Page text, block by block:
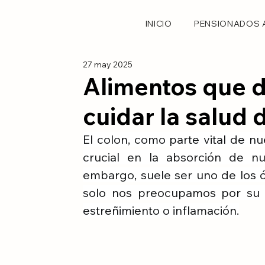
INICIO PENSIONADOS
Alimentos que
cuidar la salud
27 may 2025
El colon, como parte vital de
crucial en la absorción de
embargo, suele ser uno de los
solo nos preocupamos por
estreñimiento o inflamación.